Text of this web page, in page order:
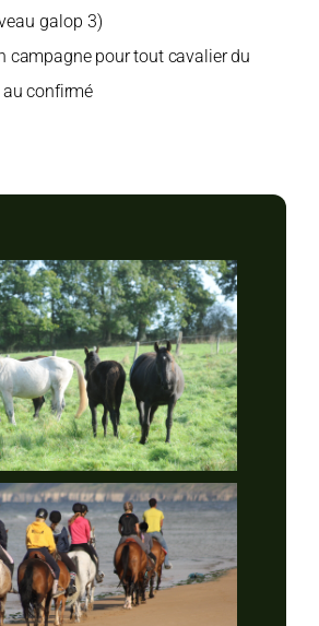
galop 3)
campagne pour tout cavalier du
confirmé